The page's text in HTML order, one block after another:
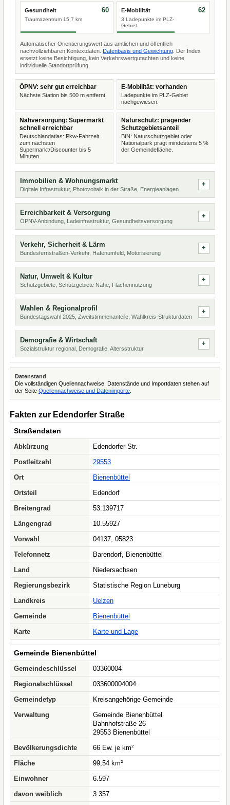
Gesundheit
Traumazentrum 15,7 km
60 E-Mobilität
3 Ladepunkte im PLZ-
Gebiet
62
Automatischer Orientierungswert aus amtlichen und öffentlich
nachvollziehbaren Kontextdaten. Datenbasis und Gewichtung . Der Index
ersetzt keine Besichtigung, kein Verkehrswertgutachten und keine
individuelle Standortprüfung.
ÖPNV: sehr gut erreichbar
Nächste Station bis 500 m entfernt.
E-Mobilität: vorhanden
Ladepunkte im PLZ-Gebiet
nachgewiesen.
Nahversorgung: Supermarkt
schnell erreichbar
Deutschlandatlas: Pkw-Fahrzeit
zum nächsten
Supermarkt/Discounter bis 5
Minuten.
Naturschutz: prägender
Schutzgebietsanteil
BfN: Naturschutzgebiet oder
Nationalpark prägt mindestens 5 %
der Gemeindefläche.
Immobilien & Wohnungsmarkt
Digitale Infrastruktur, Photovoltaik in der Straße, Energieanlagen
Erreichbarkeit & Versorgung
ÖPNV-Anbindung, Ladeinfrastruktur, Gesundheitsversorgung
Verkehr, Sicherheit & Lärm
Bundesfernstraßen-Verkehr, Hafenumfeld, Motorisierung
Natur, Umwelt & Kultur
Schutzgebiete, Schutzgebiete Nähe, Flächennutzung
Wahlen & Regionalprofil
Bundestagswahl 2025, Zweitstimmenanteile, Wahlkreis-Strukturdaten
Demografie & Wirtschaft
Sozialstruktur regional, Demografie, Altersstruktur
Datenstand
Die vollständigen Quellennachweise, Datenstände und Importdaten stehen auf
der Seite Quellennachweise und Datenimporte
Fakten zur Edendorfer Straße
Straßendaten
Abkürzung
Edendorfer Str.
Postleitzahl
29553
Ort
Bienenbüttel
Ortsteil
Edendorf
Breitengrad
53.139717
Längengrad
10.55927
Vorwahl
04137, 05823
Telefonnetz
Barendorf, Bienenbüttel
Land
Niedersachsen
Regierungsbezirk
Statistische Region Lüneburg
Landkreis
Uelzen
Gemeinde
Bienenbüttel
Karte
Karte und Lage
Gemeinde Bienenbüttel
Gemeindeschlüssel
03360004
Regionalschlüssel
033600004004
Gemeindetyp
Kreisangehörige Gemeinde
Verwaltung
Gemeinde Bienenbüttel
Bahnhofstraße 26
29553 Bienenbüttel
Bevölkerungsdichte
66 Ew. je km²
Fläche
99,54 km²
Einwohner
6.597
davon weiblich
3.357